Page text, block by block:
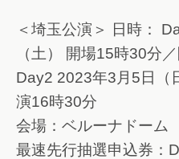
＜埼玉公演＞ 日時：
（土） 開場15時30分
Day2 2023年3月5日（
演16時30分
会場：ベルーナドーム
最速先行抽選申込券：